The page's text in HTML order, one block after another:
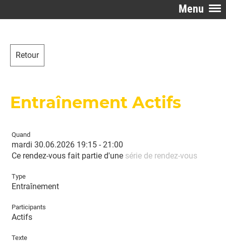
Menu
Retour
Entraînement Actifs
Quand
mardi 30.06.2026 19:15 - 21:00
Ce rendez-vous fait partie d'une série de rendez-vous
Type
Entraînement
Participants
Actifs
Texte